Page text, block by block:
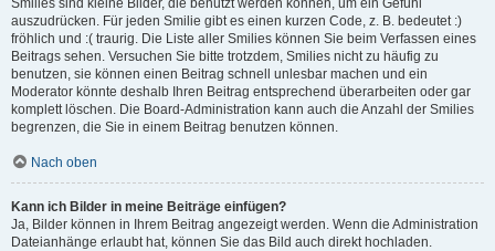
Smilies sind kleine Bilder, die benutzt werden können, um ein Gefühl
auszudrücken. Für jeden Smilie gibt es einen kurzen Code, z. B. bedeutet :)
fröhlich und :( traurig. Die Liste aller Smilies können Sie beim Verfassen eines
Beitrags sehen. Versuchen Sie bitte trotzdem, Smilies nicht zu häufig zu
benutzen, sie können einen Beitrag schnell unlesbar machen und ein
Moderator könnte deshalb Ihren Beitrag entsprechend überarbeiten oder gar
komplett löschen. Die Board-Administration kann auch die Anzahl der Smilies
begrenzen, die Sie in einem Beitrag benutzen können.
Nach oben
Kann ich Bilder in meine Beiträge einfügen?
Ja, Bilder können in Ihrem Beitrag angezeigt werden. Wenn die Administration
Dateianhänge erlaubt hat, können Sie das Bild auch direkt hochladen.